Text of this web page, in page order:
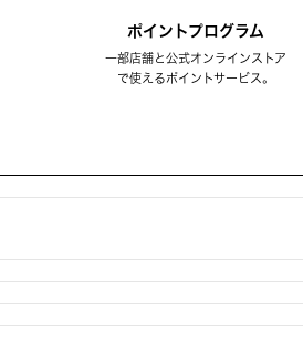
ポイントプログラム
一部店舗と公式オンラインストア
で使えるポイントサービス。